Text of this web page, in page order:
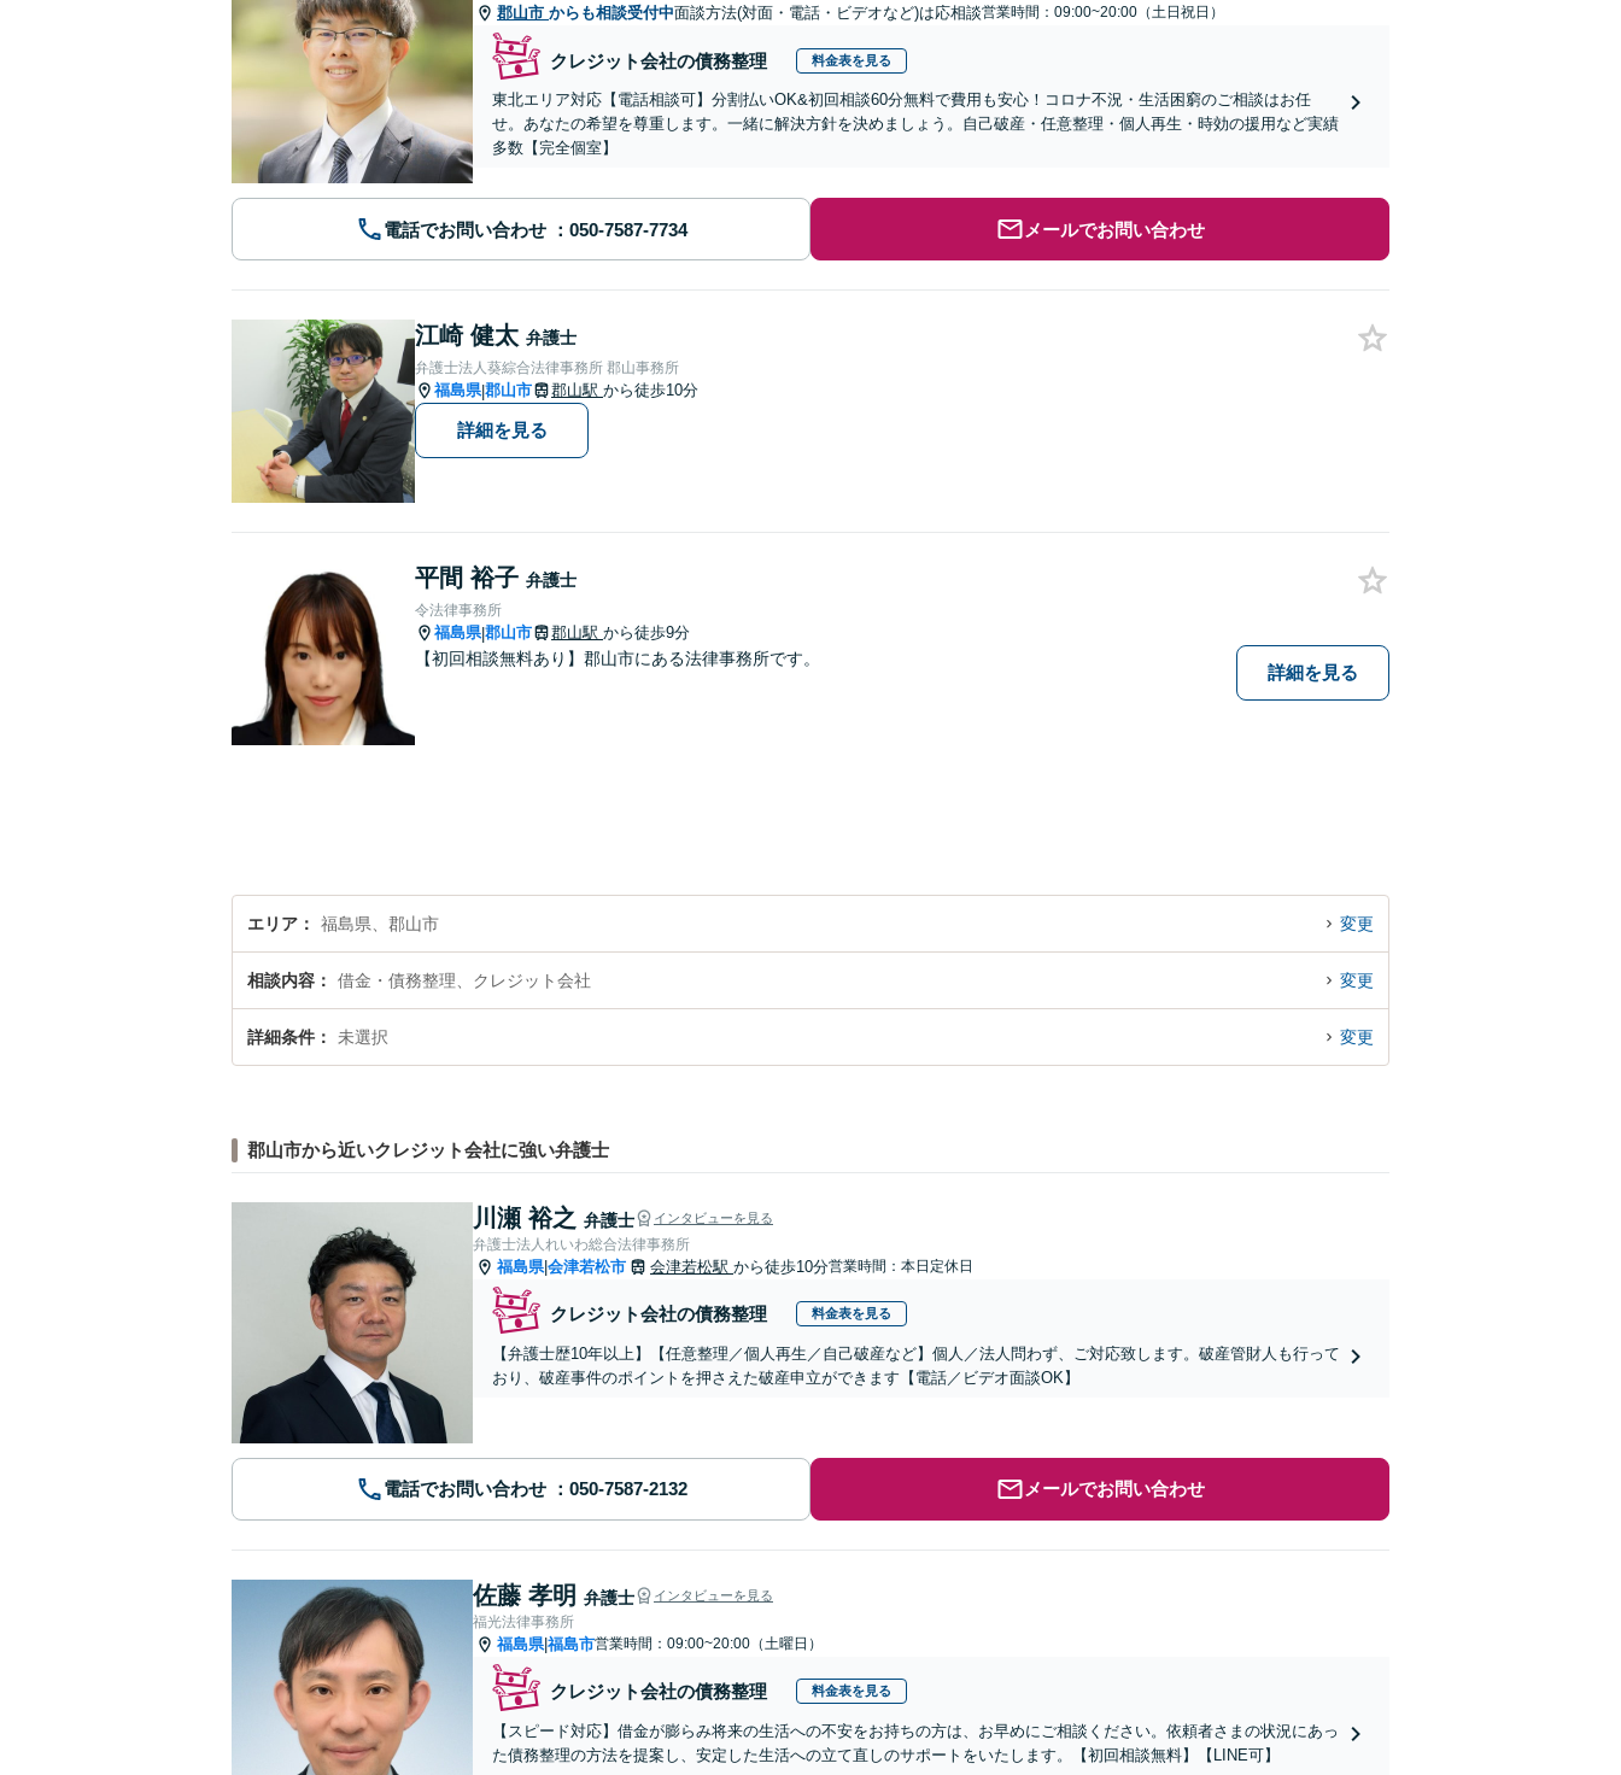
郡山市 からも相談受付中面談方法(対面・電話・ビデオなど)は応相談営業時間：09:00~20:00（土日祝日）
クレジット会社の債務整理 料金表を見る
東北エリア対応【電話相談可】分割払いOK&初回相談60分無料で費用も安心！コロナ不況・生活困窮のご相談はお任
せ。あなたの希望を尊重します。一緒に解決方針を決めましょう。自己破産・任意整理・個人再生・時効の援用など実績
多数【完全個室】
電話でお問い合わせ メールでお問い合わせ
江崎 健太 弁護士
弁護士法人葵綜合法律事務所 郡山事務所
福島県|郡山市 郡山駅 から徒歩10分
詳細を見る
平間 裕子 弁護士
令法律事務所
福島県|郡山市 郡山駅 から徒歩9分
【初回相談無料あり】郡山市にある法律事務所です。
詳細を見る
エリア 福島県、郡山市 変更
相談内容 借金・債務整理、クレジット会社 変更
詳細条件 未選択 変更
郡山市から近いクレジット会社に強い弁護士
川瀬 裕之 弁護士 インタビューを見る
弁護士法人れいわ総合法律事務所
福島県|会津若松市 会津若松駅 から徒歩10分営業時間：本日定休日
クレジット会社の債務整理 料金表を見る
【弁護士歴10年以上】【任意整理／個人再生／自己破産など】個人／法人問わず、ご対応致します。破産管財人も行って
おり、破産事件のポイントを押さえた破産申立ができます【電話／ビデオ面談OK】
電話でお問い合わせ メールでお問い合わせ
佐藤 孝明 弁護士 インタビューを見る
福光法律事務所
福島県|福島市営業時間：09:00~20:00（土曜日）
クレジット会社の債務整理 料金表を見る
【スピード対応】借金が膨らみ将来の生活への不安をお持ちの方は、お早めにご相談ください。依頼者さまの状況にあっ
た債務整理の方法を提案し、安定した生活への立て直しのサポートをいたします。【初回相談無料】【LINE可】